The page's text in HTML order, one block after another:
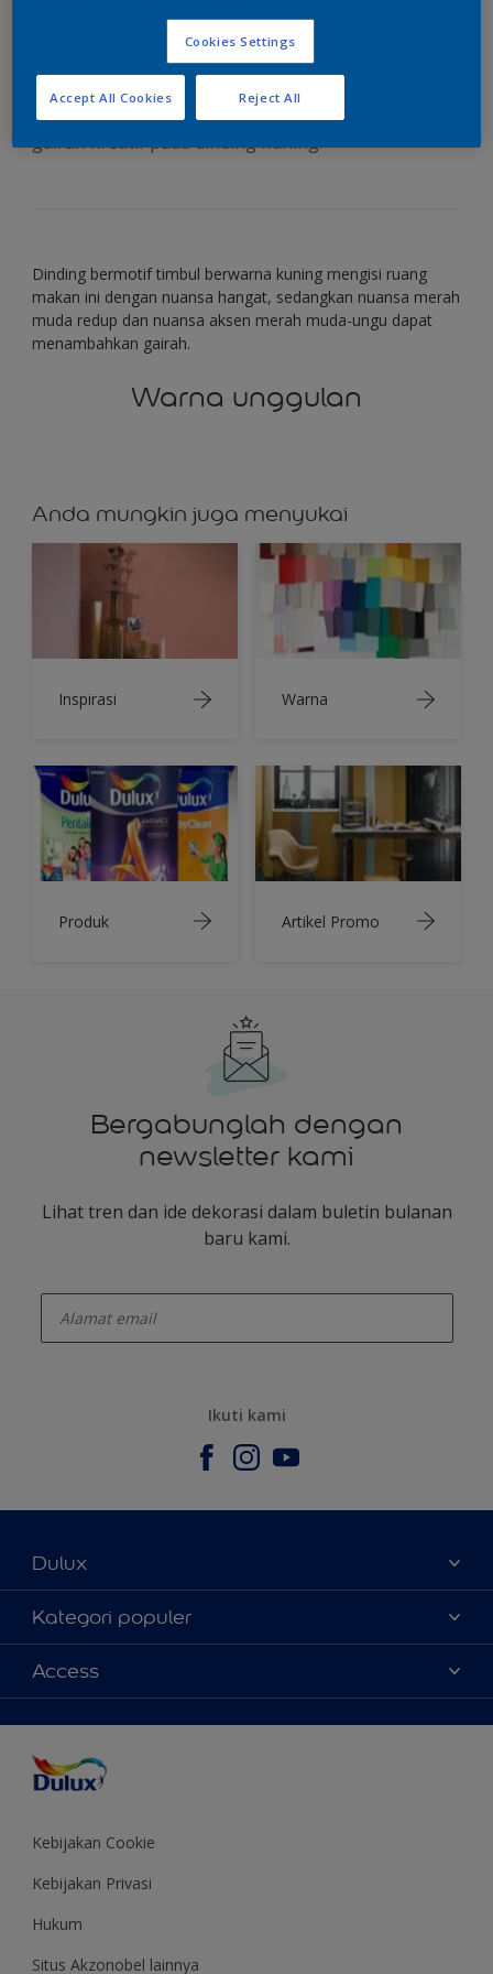
nuansa merah muda
Gunakan warna merah muda untuk menambah
gairah kreatif pada dinding kuning.
Dinding bermotif timbul berwarna kuning mengisi ruang
makan ini dengan nuansa hangat, sedangkan nuansa merah
muda redup dan nuansa aksen merah muda-ungu dapat
menambahkan gairah.
Warna unggulan
Anda mungkin juga menyukai
Inspirasi Warna
Produk Artikel Promo
Bergabunglah dengan
newsletter kami
Lihat tren dan ide dekorasi dalam buletin bulanan
baru kami.
Ikuti kami
Dulux
Tentang Kami
Contact us
Temukan toko
Kategori populer
Warna
Produk
Inspirasi
Saran Mendekorasi
Colour of the Year
Access
Kebijakan Cookie
Kebijakan Privasi
Hukum
Situs Akzonobel lainnya
Cookies Settings
Reject All
Accept All Cookies